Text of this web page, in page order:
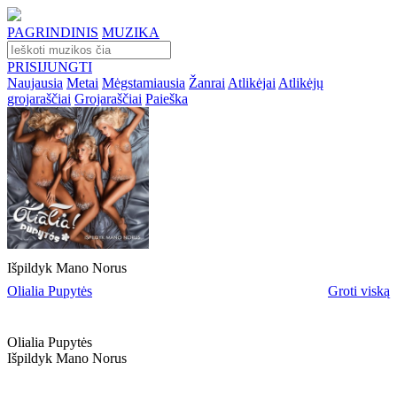
PAGRINDINIS MUZIKA
PRISIJUNGTI
Naujausia Metai Mėgstamiausia Žanrai Atlikėjai Atlikėjų
grojaraščiai Grojaraščiai Paieška
Išpildyk Mano Norus
Olialia Pupytės
Groti viską
Olialia Pupytės
Išpildyk Mano Norus